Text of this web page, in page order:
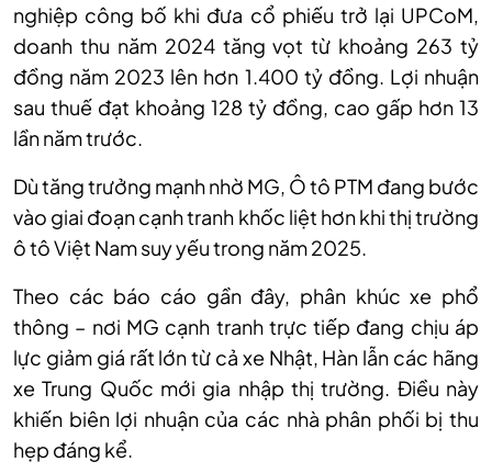
nghiệp công bố khi đưa cổ phiếu trở lại UPCoM,
doanh thu năm 2024 tăng vọt từ khoảng 263 tỷ
đồng năm 2023 lên hơn 1.400 tỷ đồng. Lợi nhuận
sau thuế đạt khoảng 128 tỷ đồng, cao gấp hơn 13
lần năm trước.
Dù tăng trưởng mạnh nhờ MG, Ô tô PTM đang bước
vào giai đoạn cạnh tranh khốc liệt hơn khi thị trường
ô tô Việt Nam suy yếu trong năm 2025.
Theo các báo cáo gần đây, phân khúc xe phổ
thông – nơi MG cạnh tranh trực tiếp đang chịu áp
lực giảm giá rất lớn từ cả xe Nhật, Hàn lẫn các hãng
xe Trung Quốc mới gia nhập thị trường. Điều này
khiến biên lợi nhuận của các nhà phân phối bị thu
hẹp đáng kể.